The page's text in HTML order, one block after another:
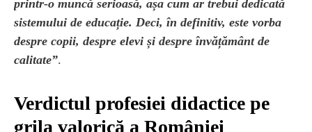
printr-o muncă serioasă, așa cum ar trebui dedicată
sistemului de educație. Deci, în definitiv, este vorba
despre copii, despre elevi și despre învățământ de
calitate”.
Verdictul profesiei didactice pe
grila valorică a României